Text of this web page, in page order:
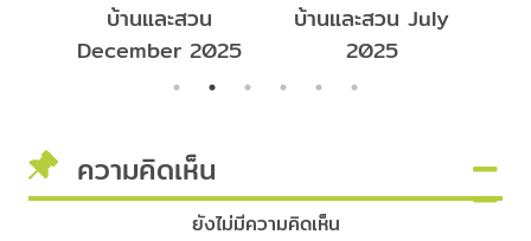
บ้านและสวน
December 2025
บ้านและสวน July
2025
ความคิดเห็น
ยังไม่มีความคิดเห็น